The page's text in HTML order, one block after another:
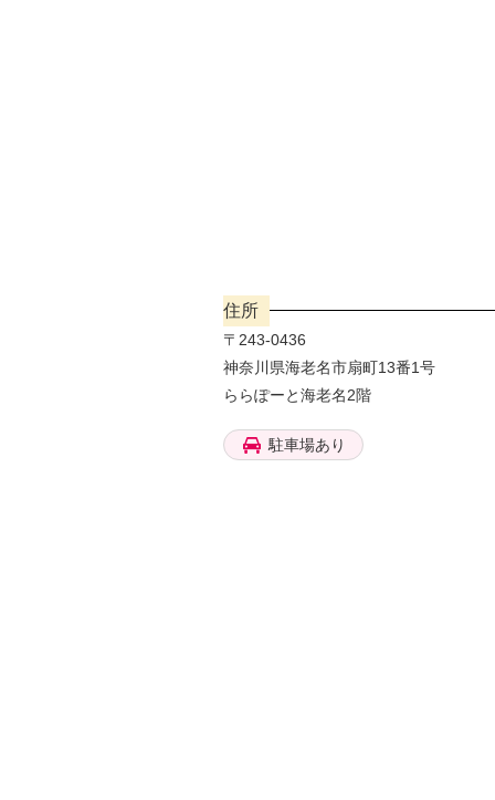
住所
〒243-0436
神奈川県海老名市扇町13番1号
ららぽーと海老名2階
駐車場あり